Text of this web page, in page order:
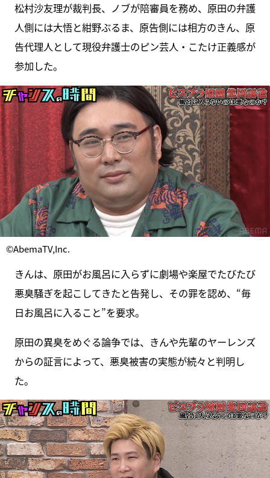
松村沙友理が裁判長、ノブが陪審員を務め、原田の弁護
人側には大悟と紺野ぶるま、原告側には相方のきん、原
告代理人として現役弁護士のピン芸人・こたけ正義感が
参加した。
©AbemaTV,Inc.
きんは、原田がお風呂に入らずに劇場や楽屋でたびたび
悪臭騒ぎを起こしてきたと告発し、その罪を認め、“毎
日お風呂に入ること”を要求。
原田の異臭をめぐる論争では、きんや先輩のヤーレンズ
からの証言によって、悪臭被害の実態が続々と判明し
た。